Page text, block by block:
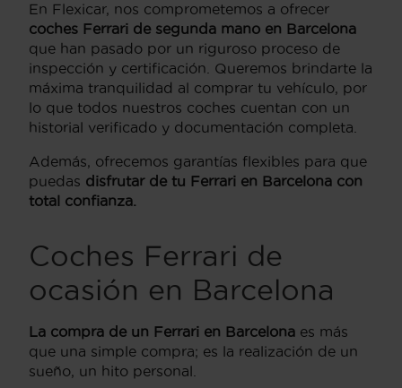
En Flexicar, nos comprometemos a ofrecer
coches Ferrari de segunda mano en Barcelona
que han pasado por un riguroso proceso de
inspección y certificación. Queremos brindarte la
máxima tranquilidad al comprar tu vehículo, por
lo que todos nuestros coches cuentan con un
historial verificado y documentación completa.
Además, ofrecemos garantías flexibles para que
puedas disfrutar de tu Ferrari en Barcelona con
total confianza.
Coches Ferrari de
ocasión en Barcelona
La compra de un Ferrari en Barcelona es más
que una simple compra; es la realización de un
sueño, un hito personal.